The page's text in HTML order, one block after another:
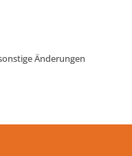
Änderungen